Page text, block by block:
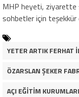
MHP heyeti, ziyarette
sohbetler için teşekkür
ÖZARSLAN ŞEKER